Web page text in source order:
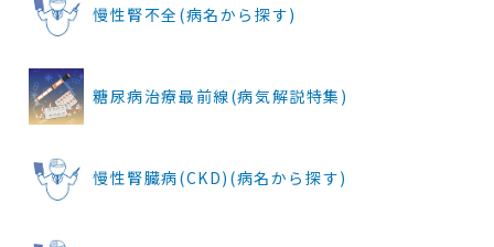
慢性腎不全(病名から探す)
糖尿病治療最前線(病気解説特集)
慢性腎臓病(CKD)(病名から探す)